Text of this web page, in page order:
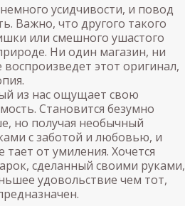
усидчивости, и повод
Важно, что другого такого
или смешного ушастого
Ни один магазин, ни
воспроизведет этот оригинал,
из нас ощущает свою
Становится безумно
но получая необычный
с заботой и любовью, и
от умиления. Хочется
сделанный своими руками,
удовольствие чем тот,